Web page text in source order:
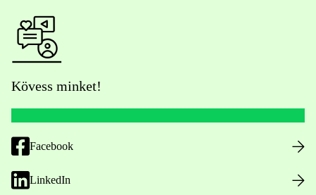
Kövess minket!
Facebook
LinkedIn